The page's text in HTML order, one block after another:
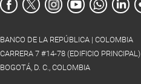
BANCO DE LA REPÚBLICA | COLOMBIA
CARRERA 7 #14-78 (EDIFICIO PRINCIPAL)
BOGOTÁ, D. C., COLOMBIA